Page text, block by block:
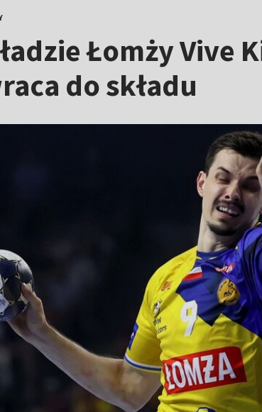
Łomży Vive
do składu